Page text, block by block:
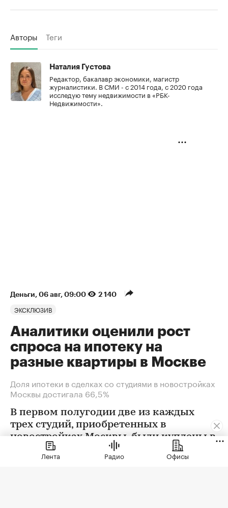
Авторы Теги
Наталия Густова
Редактор, бакалавр экономики, магистр
журналистики. В СМИ - с 2014 года, с 2020 года
исследую тему недвижимости в «РБК-
Недвижимости».
Деньги⁠, 06 авг, 09:00 2 140
ЭКСКЛЮЗИВ
Аналитики оценили рост
спроса на ипотеку на
разные квартиры в Москве
Доля ипотеки в сделках со студиями в новостройках
Москвы достигала 66,5%
В первом полугодии две из каждых
трех студий, приобретенных в
новостройках Москвы, были куплены в
ипотеку. В сегменте трешек ипотечных
сделок менее половины, а среди
Лента Радио Офисы